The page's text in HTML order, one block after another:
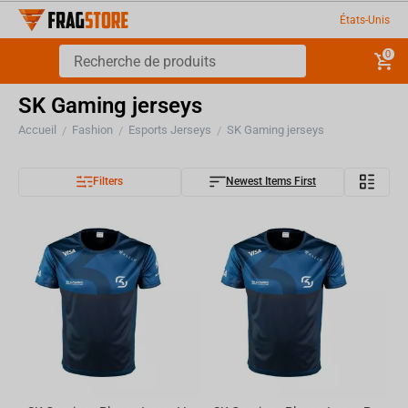
États-Unis
0
SK Gaming jerseys
Accueil / Fashion / Esports Jerseys / SK Gaming jerseys
Filters Newest Items First